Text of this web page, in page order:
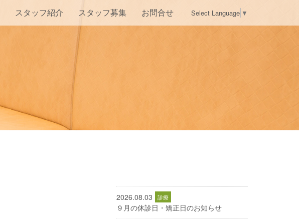
スタッフ紹介 スタッフ募集 お問合せ Select Language ▼
2026.08.03
９月の休診日・矯正日のお知らせ